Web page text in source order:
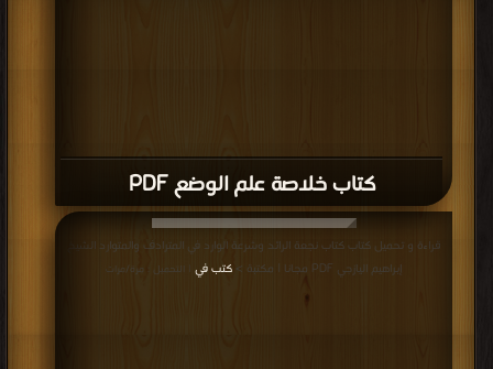
كتاب خلاصة علم الوضع PDF
قراءة و تحميل كتاب كتاب نجعة الرائد وشرعة الوارد في المترادف والمتوارد الشيخ
إبراهيم اليازجي PDF مجانا | مكتبة >
كتب في | التحميل : مرة/مرات